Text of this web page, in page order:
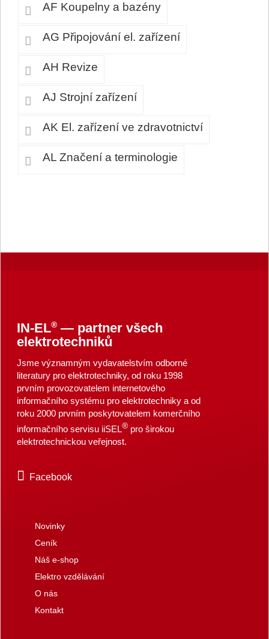
AF Koupelny a bazény
AG Připojování el. zařízení
AH Revize
AJ Strojní zařízení
AK El. zařízení ve zdravotnictví
AL Značení a terminologie
IN-EL®— partner všech
elektrotechniků
Jsme významným vydavatelstvím odborné
literatury pro elektrotechniky, od roku 1998
prvním provozovatelem internetového
informačního systému pro elektrotechniky a od
roku 2000 prvním poskytovatelem komerčního
informačního servisu iiSEL®pro širokou
elektrotechnickou veřejnost.
Facebook
Novinky
Ceník
Náš e-shop
Elektro vzdělávání
O nás
Kontakt